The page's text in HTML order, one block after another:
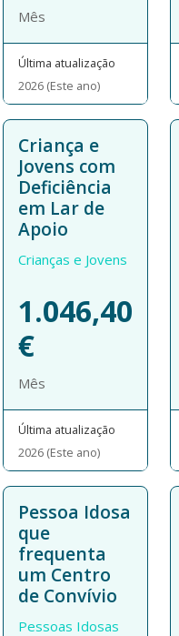
Mês
Última atualização
2026 (Este ano)
Criança e
Jovens com
Deficiência
em Lar de
Apoio
Crianças e Jovens
1.046,40
€
Mês
Última atualização
2026 (Este ano)
Pessoa Idosa
que
frequenta
um Centro
de Convívio
Pessoas Idosas